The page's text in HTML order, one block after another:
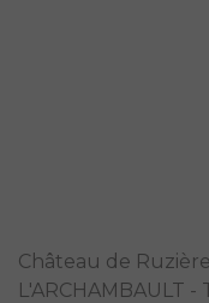
Château de
L'ARCHAMBAULT -